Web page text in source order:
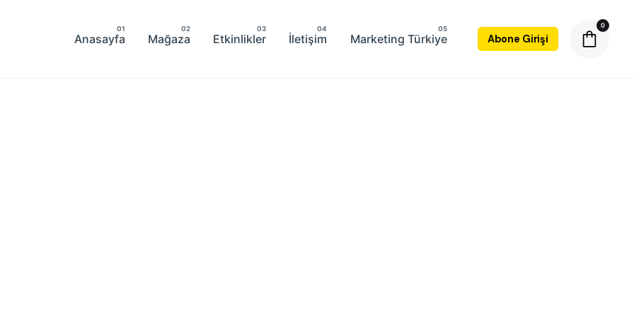
Anasayfa Mağaza Etkinlikler İletişim Marketing Türkiye Abone Girişi
0